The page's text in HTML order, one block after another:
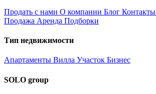
Продать с нами О компании Блог Контакты
Продажа Аренда Подборки
Тип недвижимости
Апартаменты Вилла Участок Бизнес
SOLO group